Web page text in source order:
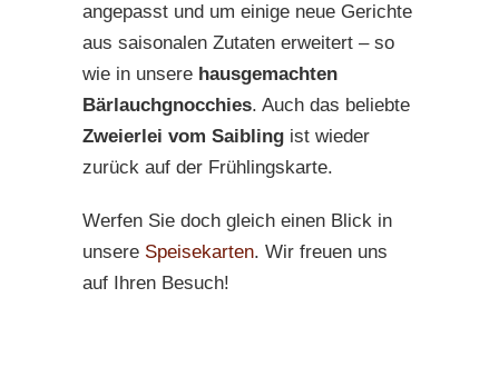
angepasst und um einige neue Gerichte
aus saisonalen Zutaten erweitert – so
wie in unsere hausgemachten
Bärlauchgnocchies. Auch das beliebte
Zweierlei vom Saibling ist wieder
zurück auf der Frühlingskarte.
Werfen Sie doch gleich einen Blick in
unsere Speisekarten. Wir freuen uns
auf Ihren Besuch!